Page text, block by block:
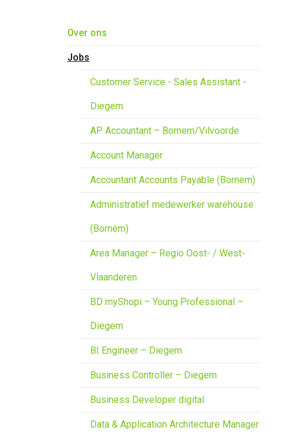
Over ons
Jobs
Customer Service - Sales Assistant -
Diegem
AP Accountant – Bornem/Vilvoorde
Account Manager
Accountant Accounts Payable (Bornem)
Administratief medewerker warehouse
(Bornem)
Area Manager – Regio Oost- / West-
Vlaanderen
BD myShopi – Young Professional –
Diegem
BI Engineer – Diegem
Business Controller – Diegem
Business Developer digital
Data & Application Architecture Manager